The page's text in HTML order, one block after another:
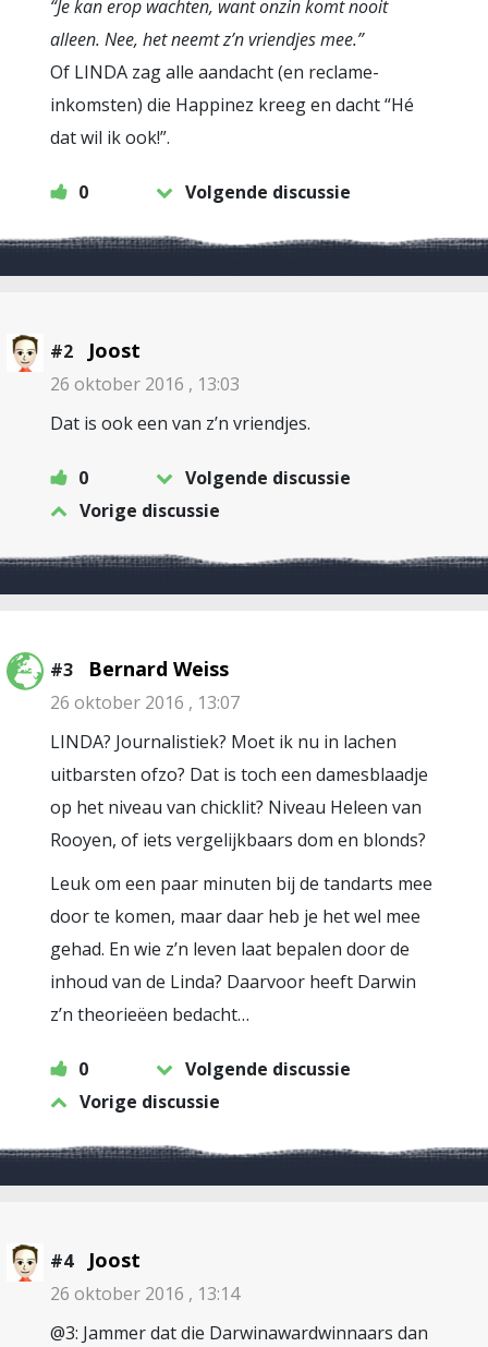
“Je kan erop wachten, want onzin komt nooit
alleen. Nee, het neemt z’n vriendjes mee.”
Of LINDA zag alle aandacht (en reclame-
inkomsten) die Happinez kreeg en dacht “Hé
dat wil ik ook!”.
0 Volgende discussie
#2 Joost
26 oktober 2016 , 13:03
Dat is ook een van z’n vriendjes.
0
Volgende discussie
Vorige discussie
#3 Bernard Weiss
26 oktober 2016 , 13:07
LINDA? Journalistiek? Moet ik nu in lachen
uitbarsten ofzo? Dat is toch een damesblaadje
op het niveau van chicklit? Niveau Heleen van
Rooyen, of iets vergelijkbaars dom en blonds?
Leuk om een paar minuten bij de tandarts mee
door te komen, maar daar heb je het wel mee
gehad. En wie z’n leven laat bepalen door de
inhoud van de Linda? Daarvoor heeft Darwin
z’n theorieëen bedacht…
0
Volgende discussie
Vorige discussie
#4 Joost
26 oktober 2016 , 13:14
@3: Jammer dat die Darwinawardwinnaars dan